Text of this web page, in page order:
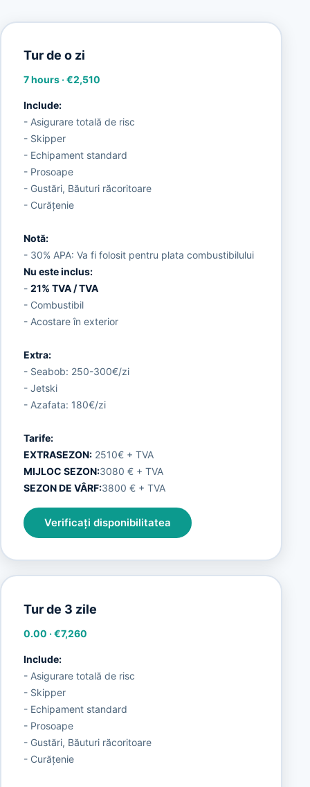
Tur de o zi
7 hours·€2,510
Include:
- Asigurare totală de risc
- Skipper
- Echipament standard
- Prosoape
- Gustări, Băuturi răcoritoare
- Curățenie
Notă:
- 30% APA: Va fi folosit pentru plata combustibilului
Nu este inclus:
- 21% TVA / TVA
- Combustibil
- Acostare în exterior
Extra:
- Seabob: 250-300€/zi
- Jetski
- Azafata: 180€/zi
Tarife:
EXTRASEZON:2510€ + TVA
MIJLOC SEZON:3080 € + TVA
SEZON DE VÂRF:3800 € + TVA
Verificați disponibilitatea
Tur de 3 zile
0.00 ·€7,260
Include:
- Asigurare totală de risc
- Skipper
- Echipament standard
- Prosoape
- Gustări, Băuturi răcoritoare
- Curățenie